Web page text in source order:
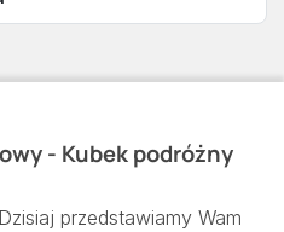
- Kubek podróżny
przedstawiamy Wam